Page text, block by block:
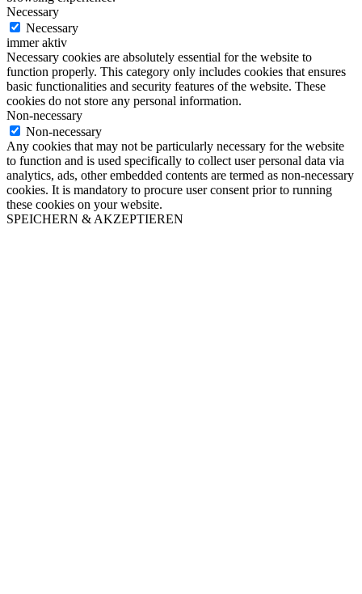
Necessary
Necessary
immer aktiv
Necessary cookies are absolutely essential for the website to
function properly. This category only includes cookies that ensures
basic functionalities and security features of the website. These
cookies do not store any personal information.
Non-necessary
Non-necessary
Any cookies that may not be particularly necessary for the website
to function and is used specifically to collect user personal data via
analytics, ads, other embedded contents are termed as non-necessary
cookies. It is mandatory to procure user consent prior to running
these cookies on your website.
SPEICHERN & AKZEPTIEREN